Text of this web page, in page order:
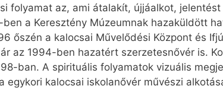
folyamat az, ami átalakít, újjáalkot,
a Keresztény Múzeumnak hazaküldött
őszén a kalocsai Művelődési Központ és
az 1994-ben hazatért szerzetesnővér is.
ban. A spirituális folyamatok vizuális
egykori kalocsai iskolanővér művészi